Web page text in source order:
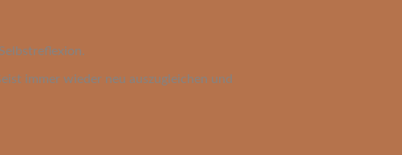
immer wieder neu auszugleichen und